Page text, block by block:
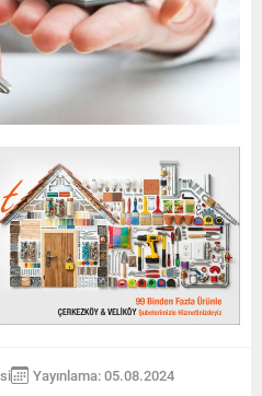
Yayınlama: 05.08.2024